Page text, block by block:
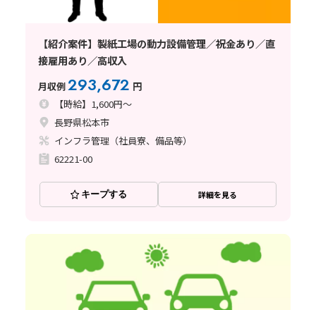
【紹介案件】製紙工場の動力設備管理／祝金あり／直
接雇用あり／高収入
月収例293,672 円
【時給】1,600円～
長野県松本市
インフラ管理（社員寮、備品等）
62221-00
キープする 詳細を見る